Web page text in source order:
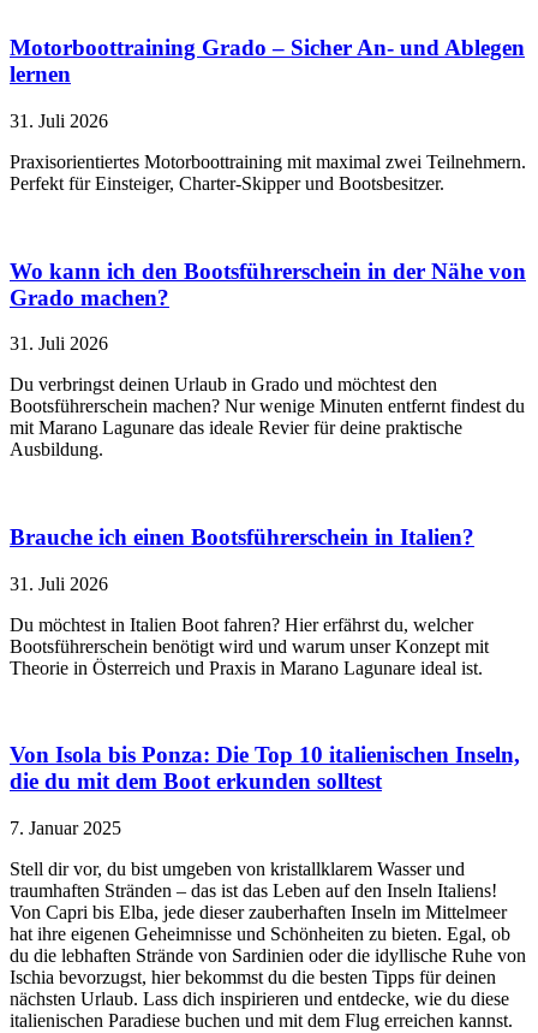
Motorboottraining Grado – Sicher An- und Ablegen
lernen
31. Juli 2026
Praxisorientiertes Motorboottraining mit maximal zwei Teilnehmern.
Perfekt für Einsteiger, Charter-Skipper und Bootsbesitzer.
Wo kann ich den Bootsführerschein in der Nähe von
Grado machen?
31. Juli 2026
Du verbringst deinen Urlaub in Grado und möchtest den
Bootsführerschein machen? Nur wenige Minuten entfernt findest du
mit Marano Lagunare das ideale Revier für deine praktische
Ausbildung.
Brauche ich einen Bootsführerschein in Italien?
31. Juli 2026
Du möchtest in Italien Boot fahren? Hier erfährst du, welcher
Bootsführerschein benötigt wird und warum unser Konzept mit
Theorie in Österreich und Praxis in Marano Lagunare ideal ist.
Von Isola bis Ponza: Die Top 10 italienischen Inseln,
die du mit dem Boot erkunden solltest
7. Januar 2025
Stell dir vor, du bist umgeben von kristallklarem Wasser und
traumhaften Stränden – das ist das Leben auf den Inseln Italiens!
Von Capri bis Elba, jede dieser zauberhaften Inseln im Mittelmeer
hat ihre eigenen Geheimnisse und Schönheiten zu bieten. Egal, ob
du die lebhaften Strände von Sardinien oder die idyllische Ruhe von
Ischia bevorzugst, hier bekommst du die besten Tipps für deinen
nächsten Urlaub. Lass dich inspirieren und entdecke, wie du diese
italienischen Paradiese buchen und mit dem Flug erreichen kannst.